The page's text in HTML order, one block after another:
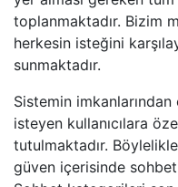
toplanmaktadır. Bizim
herkesin isteğini
sunmaktadır.
Sistemin
isteyen kullanıcılara
tutulmaktadır.
güven içerisinde